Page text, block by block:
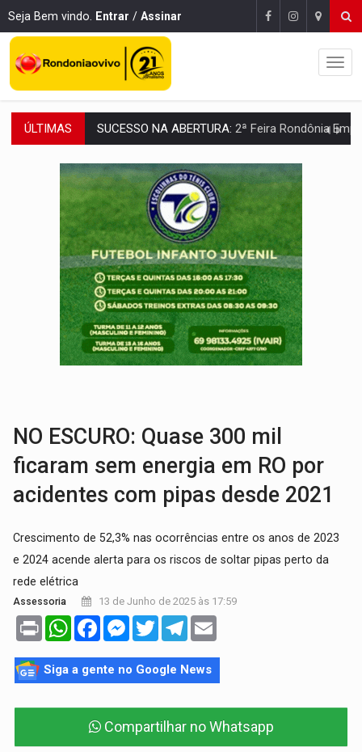
Seja Bem vindo. Entrar / Assinar
ÚLTIMAS REESTRUTURAÇÃO:Secretário da Seinfra de Porto Velho pede
SAÚDE INDÍGENA:Pirahã terão consultas e exames especializados durante
ECONOMIA:Dia dos pais deve movimentar R$ 8,5 bilhões e RO
DIA DOS PAIS:Bailarina da Praça organiza celebração gratuita
VÍDEO:Perseguição a embarcação no rio Madeira termina com
MEGA SENA:Prêmio acumula para R$ 165
Publicação Legal:AVISO DE LICITAÇÃO: PREGÃO ELETRÔNICO Nº
PROVA CONTÁBIL:UNNESA apresenta documentos e questiona
NO ESCURO: Quase 300 mil
ficaram sem energia em RO por
acidentes com pipas desde 2021
Crescimento de 52,3% nas ocorrências entre os anos de 2023
e 2024 acende alerta para os riscos de soltar pipas perto da
rede elétrica
Assessoria 13 de Junho de 2025 às 17:59
Print WhatsAppFacebookMessenger
TwitterTelegram
Siga a gente no Google News
Compartilhar no Whatsapp